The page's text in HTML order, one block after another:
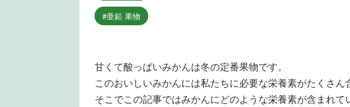
亜鉛 果物
甘くて酸っぱいみかんは冬の定番果物です。
このおいしいみかんには私たちに必要な栄養素がたくさん
そこでこの記事ではみかんにどのような栄養素が含まれて